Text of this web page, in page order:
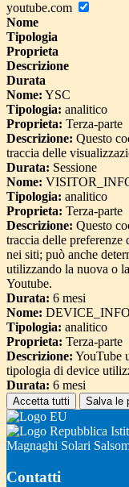
youtube.com
Nome
Tipologia
Proprieta
Descrizione
Durata
Nome: YSC
Tipologia: analitico
Proprieta: Terza-parte
Descrizione: Questo
traccia delle
Durata: Sessione
Nome:
Tipologia: analitico
Proprieta: Terza-parte
Descrizione: Questo
traccia delle
nei siti; può anche
utilizzando la nuova o
Youtube.
Durata: 6 mesi
Nome: DEVICE_INFO
Tipologia: analitico
Proprieta: Terza-parte
Descrizione: YouTube
tipologia di device
Durata: 6 mesi
Accetta tutti Salva le
Magnaghi Solari
Contatti